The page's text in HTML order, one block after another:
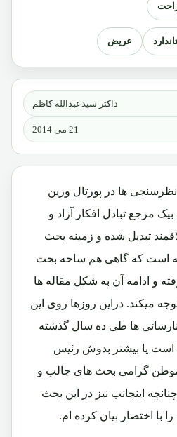
داکتر سیدعبدالله کاظم
21 می 2014
ها در پورتال وزین
مرجع تبادل افکار آزاد و
تبدیل شده و زمینه بحث
است که گاهی هم ساحه بحث
و ادامه آن به شکل مقاله ها
میکند. دراین روزها روی این
ها طی ده سال گذشته
است یا بیشتر بدوش رئیس
گرامی بحث های جالب و
اینجانب نیز در این بحث
با اختصار بیان کرده ام.
عریض